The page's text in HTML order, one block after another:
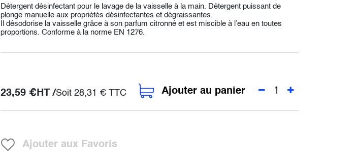
Détergent désinfectant pour le lavage de la vaisselle à la main. Détergent puissant de
plonge manuelle aux propriétés désinfectantes et dégraissantes.
Il désodorise la vaisselle grâce à son parfum citronné et est miscible à l’eau en toutes
proportions. Conforme à la norme EN 1276.
23,59€ HT /Soit 28,31 €TTC Ajouter au panier
Ajouter aux Favoris